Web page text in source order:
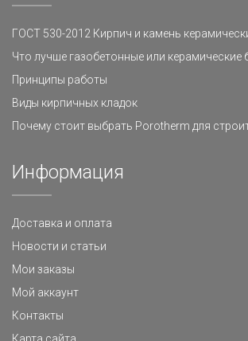
ГОСТ 530-2012 Кирпич и камень
Что лучше газобетонные или керамические
Принципы работы
Виды кирпичных кладок
Почему стоит выбрать Porotherm для
Информация
Доставка и оплата
Новости и статьи
Мои заказы
Мой аккаунт
Контакты